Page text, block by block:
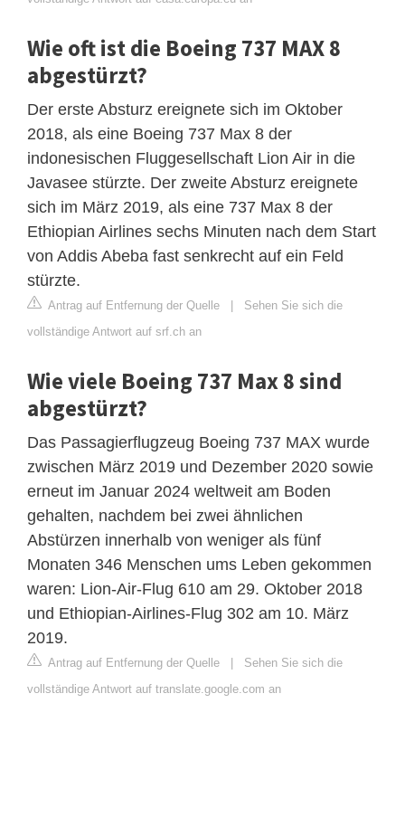
Wie oft ist die Boeing 737 MAX 8
abgestürzt?
Der erste Absturz ereignete sich im Oktober
2018, als eine Boeing 737 Max 8 der
indonesischen Fluggesellschaft Lion Air in die
Javasee stürzte. Der zweite Absturz ereignete
sich im März 2019, als eine 737 Max 8 der
Ethiopian Airlines sechs Minuten nach dem Start
von Addis Abeba fast senkrecht auf ein Feld
stürzte.
Antrag auf Entfernung der Quelle | Sehen Sie sich die
vollständige Antwort auf srf.ch an
Wie viele Boeing 737 Max 8 sind
abgestürzt?
Das Passagierflugzeug Boeing 737 MAX wurde
zwischen März 2019 und Dezember 2020 sowie
erneut im Januar 2024 weltweit am Boden
gehalten, nachdem bei zwei ähnlichen
Abstürzen innerhalb von weniger als fünf
Monaten 346 Menschen ums Leben gekommen
waren: Lion-Air-Flug 610 am 29. Oktober 2018
und Ethiopian-Airlines-Flug 302 am 10. März
2019.
Antrag auf Entfernung der Quelle | Sehen Sie sich die
vollständige Antwort auf translate.google.com an